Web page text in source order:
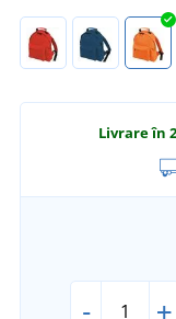
Livrare în
- +